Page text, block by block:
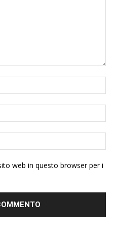
web in questo browser per i